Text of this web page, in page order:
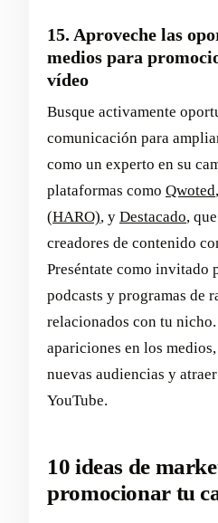
15. Aproveche las
medios para
vídeo
Busque activamente
comunicación para
como un experto en su
plataformas como Qwoted,
(HARO), y Destacado,
creadores de contenido
Preséntate como invitado
podcasts y programas de
relacionados con tu nicho.
apariciones en los
nuevas audiencias y
YouTube.
10 ideas de
promocionar tu